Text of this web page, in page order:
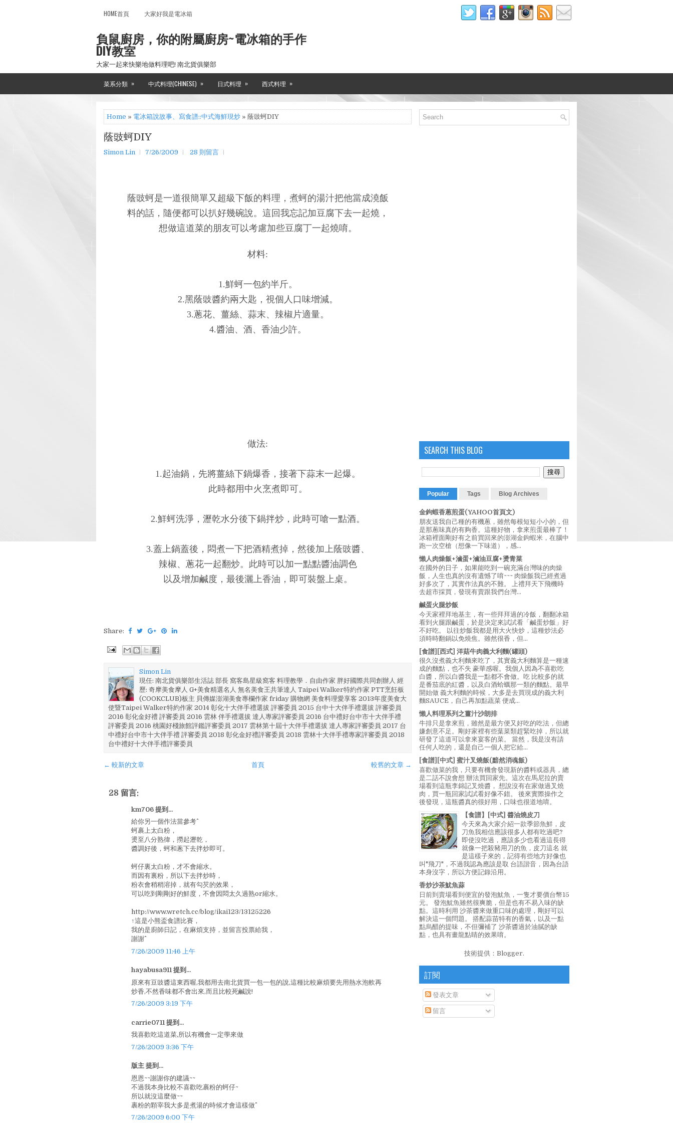
HOME首頁 大家好我是電冰箱
負鼠廚房，你的附屬廚房~電冰箱的手作
DIY教室
大家一起來快樂地做料理吧! 南北貨俱樂部
菜系分類 » 中式料理(CHINESE) » 日式料理 » 西式料理 »
Home » 電冰箱說故事、寫食譜::中式海鮮現炒 » 蔭豉蚵DIY
蔭豉蚵DIY
Simon Lin 7/26/2009 28 則留言
蔭豉蚵是一道很簡單又超級下飯的料理，煮蚵的湯汁把他當成澆飯
料的話，隨便都可以扒好幾碗說。這回我忘記加豆腐下去一起燒，
想做這道菜的朋友可以考慮加些豆腐丁一起燒唷。
材料:
1.鮮蚵一包約半斤。
2.黑蔭豉醬約兩大匙，視個人口味增減。
3.蔥花、薑絲、蒜末、辣椒片適量。
4.醬油、酒、香油少許。
做法:
1.起油鍋，先將薑絲下鍋爆香，接著下蒜末一起爆。
此時都用中火烹煮即可。
2.鮮蚵洗淨，瀝乾水分後下鍋拌炒，此時可嗆一點酒。
3.蓋上鍋蓋後，悶煮一下把酒精煮掉，然後加上蔭豉醬、
辣椒、蔥花一起翻炒。此時可以加一點點醬油調色
以及增加鹹度，最後灑上香油，即可裝盤上桌。
Share:
Simon Lin
現任: 南北貨俱樂部生活誌 部長 窩客島星級窩客 料理教學．自由作家 胖好國際共同創辦人 經
歷: 奇摩美食摩人 G+美食精選名人 無名美食王共筆達人 Taipei Walker特約作家 PTT烹飪板
(COOKCLUB)板主 貝傳媒澎湖美食專欄作家 friday 購物網 美食料理愛享客 2013年度美食大
使暨Taipei Walker特約作家 2014 彰化十大伴手禮選拔 評審委員 2015 台中十大伴手禮選拔 評審委員
2016 彰化金好禮 評審委員 2016 雲林 伴手禮選拔 達人專家評審委員 2016 台中禮好台中市十大伴手禮
評審委員 2016 桃園好棧旅館評鑑評審委員 2017 雲林第十屆十大伴手禮選拔 達人專家評審委員 2017 台
中禮好台中市十大伴手禮 評審委員 2018 彰化金好禮評審委員 2018 雲林十大伴手禮專家評審委員 2018
台中禮好十大伴手禮評審委員
← 較新的文章 較舊的文章 →
首頁
28 留言:
km706 提到...
給你另一個作法當參考^^
蚵裹上太白粉，
燙至八分熟徫，撈起瀝乾，
醬調好後，蚵和蔥下去拌炒即可。
蚵仔裏太白粉，才不會縮水。
而因有裏粉，所以下去拌炒時，
粉衣會稍稍溶掉，就有勾芡的效果，
可以吃到剛剛好的鮮度，不會因悶太久過熟or縮水。
http://www.wretch.cc/blog/ikai123/13125226
↑這是小熊盃食譜比賽，
我的是廚師日記，在麻煩支持，並留言投票給我，
謝謝^^
7/26/2009 11:46 上午
hayabusa911 提到...
原來有豆豉醬這東西喔,我都用去南北貨買一包一包的說,這種比較麻煩要先用熱水泡軟再
炒香,不然香味都不會出來,而且比較死鹹說!
7/26/2009 3:19 下午
carrie0711 提到...
我喜歡吃這道菜,所以有機會一定學來做
7/26/2009 3:36 下午
版主 提到...
恩恩~~謝謝你的建議~~
不過我本身比較不喜歡吃裹粉的蚵仔~
所以就沒這麼做~~
裹粉的顆宰我大多是煮湯的時候才會這樣做^^
7/26/2009 6:00 下午
SEARCH THIS BLOG
Popular Tags Blog Archives
金鉤蝦香蔥煎蛋(YAHOO首頁文)
朋友送我自己種的有機蔥，雖然每根短短小小的，但
是那蔥味真的有夠香。這種好物，拿來煎蛋最棒了！
冰箱裡面剛好有之前買回來的澎湖金鉤蝦米，在腦中
跑一次空槍（想像一下味道），感...
懶人肉燥飯+滷蛋+滷油豆腐+燙青菜
在國外的日子，如果能吃到一碗充滿台灣味的肉燥
飯，人生也真的沒有遺憾了唷~~~ 肉燥飯我已經煮過
好多次了，其實作法真的不難。 上禮拜天下飛機時
去超市採買，發現有賣跟我們台灣...
鹹蛋火腿炒飯
今天家裡拜地基主，有一些拜拜過的冷飯，翻翻冰箱
看到火腿跟鹹蛋，於是決定來試試看「鹹蛋炒飯」好
不好吃。 以往炒飯我都是用大火快炒，這種炒法必
須時時翻鍋以免燒焦。雖然很香，但...
[食譜][西式] 洋菇牛肉義大利麵(罐頭)
很久沒煮義大利麵來吃了，其實義大利麵算是一種速
成的麵點，也不失 豪華感喔。我個人因為不喜歡吃
白醬，所以白醬我是一點都不會做。吃 比較多的就
是番茄底的紅醬，以及白酒蛤蠣那一類的麵點。最早
開始做 義大利麵的時候，大多是去買現成的義大利
麵SAUCE，自己再加點蔬菜 便成...
懶人料理系列之薑汁沙朗排
牛排只是拿來煎，雖然是最方便又好吃的吃法，但總
嫌創意不足。剛好家裡有些葉菜類趕緊吃掉，所以就
研發了這道可以拿來宴客的菜。 當然，我是沒有請
任何人吃的，還是自己一個人把它給...
[食譜][中式] 蜜汁叉燒飯(黯然消魂飯)
喜歡做菜的我，只要有機會發現新的醬料或器具，總
是二話不說會想 辦法買回家先。這次在馬尼拉的賣
場看到這瓶李錦記叉燒醬， 想說沒有在家做過叉燒
肉，買一瓶回家試試看好像不錯。 後來實際操作之
後發現，這瓶醬真的很好用，口味也很道地唷。
【食譜】[中式] 醬油燒皮刀
今天來為大家介紹一款季節魚鮮，皮
刀魚我相信應該很多人都有吃過吧?
即使沒吃過，應該多少也看過這長得
就像一把殺豬用刀的魚，皮刀這名 就
是這樣子來的，記得有些地方好像也
叫"飛刀"，不過我認為應該是取 台語諧音，因為台語
本身沒字，所以方便記錄沿用。
香炒沙茶魷魚蒜
日前到賣場看到便宜的發泡魷魚，一隻才要價台幣15
元。 發泡魷魚雖然很爽脆，但是也有不易入味的缺
點。這時利用 沙茶醬來做重口味的處理，剛好可以
解決這一個問題。 搭配蒜苗特有的香氣，以及一點
點烏醋的提味，不但彌補了 沙茶醬過於油膩的缺
點，也具有畫龍點睛的效果唷。
技術提供： Blogger.
訂閱
發表文章
留言